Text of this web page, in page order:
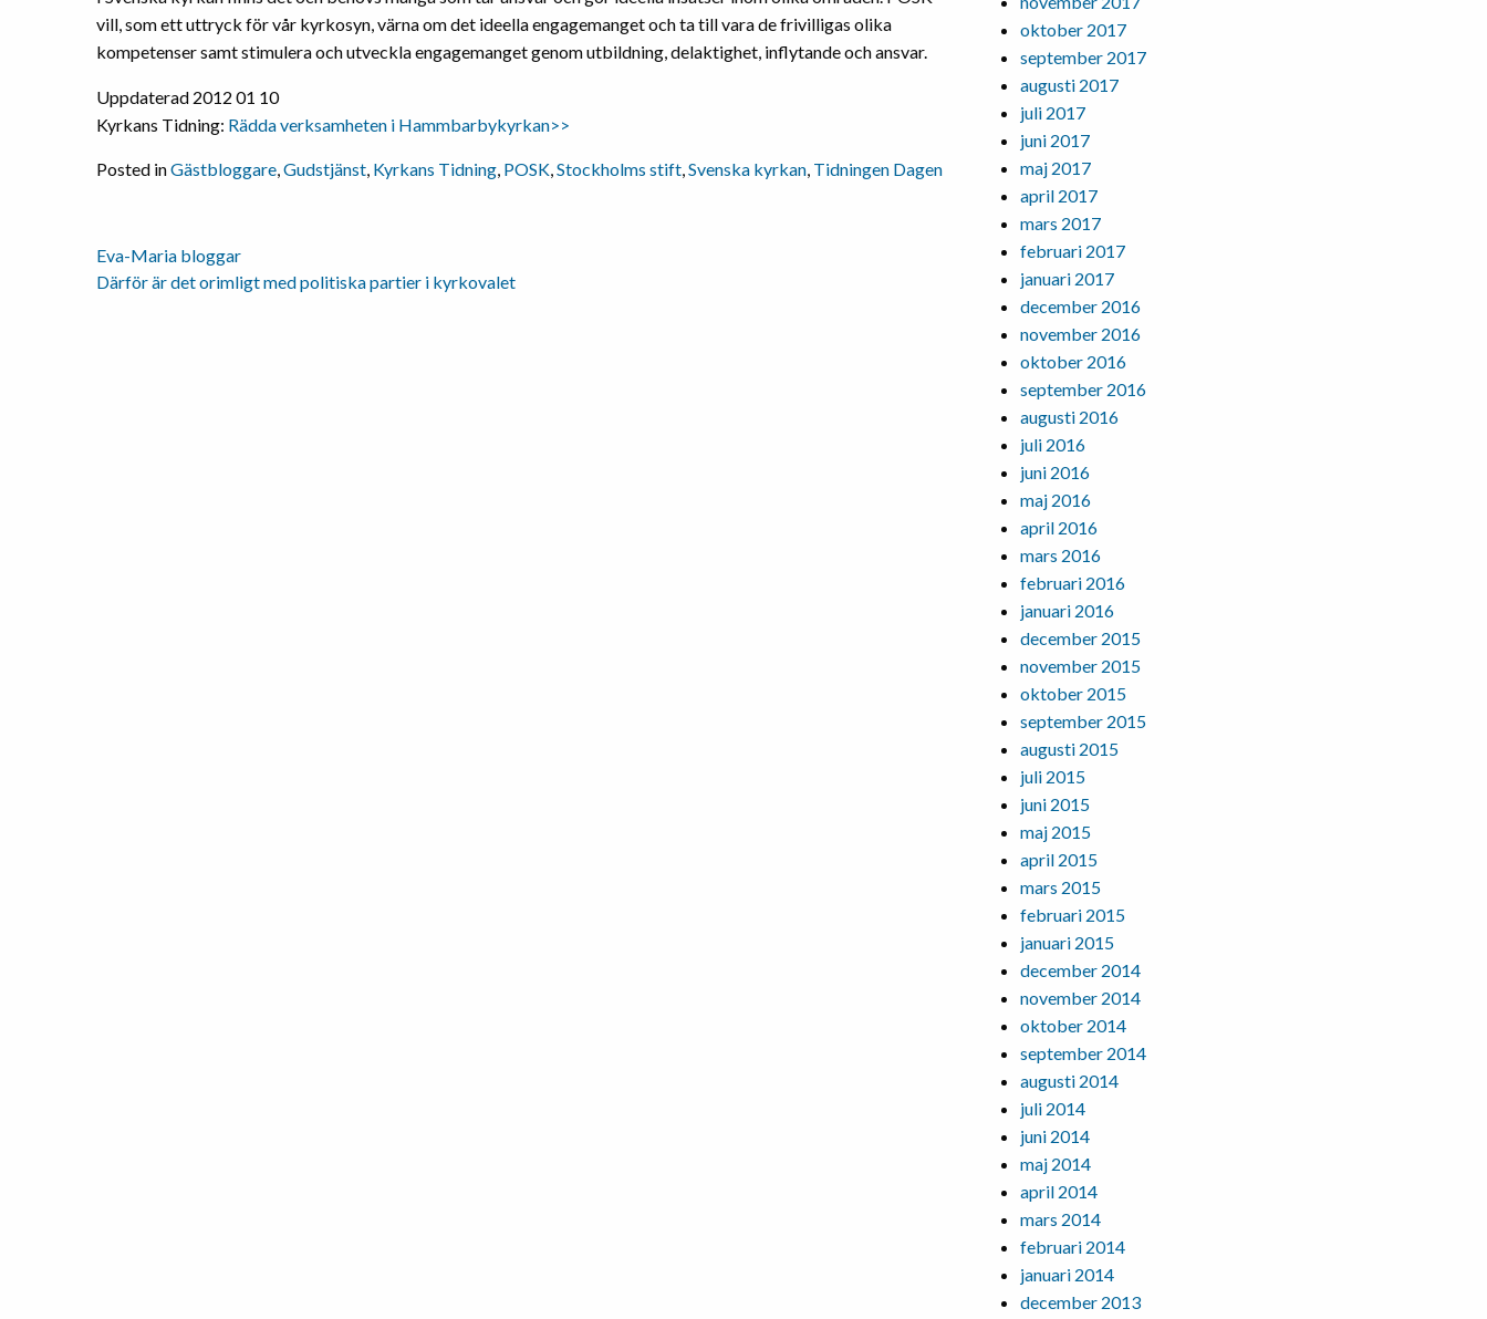
vill, som ett uttryck för vår kyrkosyn, värna om det ideella engagemanget och ta till vara de frivilligas olika
kompetenser samt stimulera och utveckla engagemanget genom utbildning, delaktighet, inflytande och ansvar.
Uppdaterad 2012 01 10
Kyrkans Tidning: Rädda verksamheten i Hammbarbykyrkan>>
Posted inGästbloggare,Gudstjänst, Kyrkans Tidning, POSK,Stockholms stift,Svenska kyrkan, Tidningen Dagen
Inläggsnavigering
Eva-Maria bloggar
Därför är det orimligt med politiska partier i kyrkovalet
oktober 2017
september 2017
augusti 2017
juli 2017
juni 2017
maj 2017
april 2017
mars 2017
februari 2017
januari 2017
december 2016
november 2016
oktober 2016
september 2016
augusti 2016
juli 2016
juni 2016
maj 2016
april 2016
mars 2016
februari 2016
januari 2016
december 2015
november 2015
oktober 2015
september 2015
augusti 2015
juli 2015
juni 2015
maj 2015
april 2015
mars 2015
februari 2015
januari 2015
december 2014
november 2014
oktober 2014
september 2014
augusti 2014
juli 2014
juni 2014
maj 2014
april 2014
mars 2014
februari 2014
januari 2014
december 2013